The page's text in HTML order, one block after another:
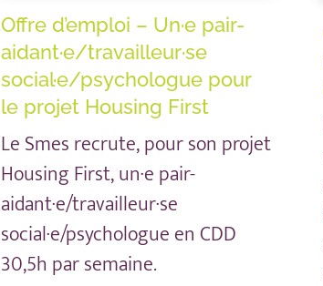
Offre d’emploi – Un·e pair-
aidant·e/travailleur·se
social·e/psychologue pour
le projet Housing First
Le Smes recrute, pour son projet
Housing First, un·e pair-
aidant·e/travailleur·se
social·e/psychologue en CDD
30,5h par semaine.